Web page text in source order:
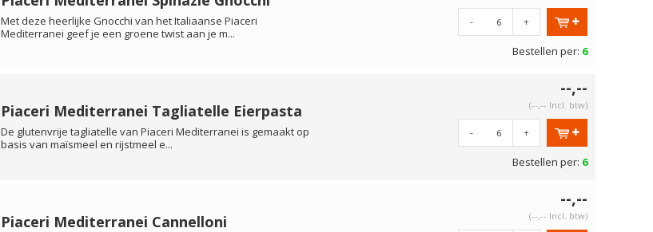
Met deze heerlijke Gnocchi van het Italiaanse Piaceri
Mediterranei geef je een groene twist aan je m...
- +
Bestellen per: 6
Piaceri Mediterranei Tagliatelle Eierpasta
De glutenvrije tagliatelle van Piaceri Mediterranei is gemaakt op
basis van maïsmeel en rijstmeel e...
--,--
(--,-- Incl. btw)
- +
Bestellen per: 6
Piaceri Mediterranei Cannelloni
--,--
(--,-- Incl. btw)